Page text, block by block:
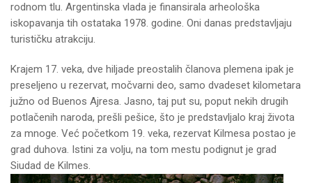
rodnom tlu. Argentinska vlada je finansirala arheološka
iskopavanja tih ostataka 1978. godine. Oni danas predstavljaju
turističku atrakciju.
Krajem 17. veka, dve hiljade preostalih članova plemena ipak je
preseljeno u rezervat, močvarni deo, samo dvadeset kilometara
južno od Buenos Ajresa. Jasno, taj put su, poput nekih drugih
potlačenih naroda, prešli pešice, što je predstavljalo kraj života
za mnoge. Već početkom 19. veka, rezervat Kilmesa postao je
grad duhova. Istini za volju, na tom mestu podignut je grad
Siudad de Kilmes.